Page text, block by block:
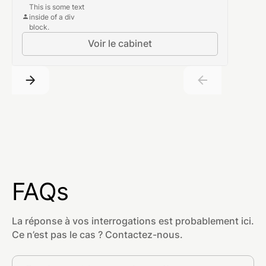
This is some text
inside of a div
block.
Voir le cabinet
FAQs
La réponse à vos interrogations est probablement ici.
Ce n’est pas le cas ? Contactez-nous.